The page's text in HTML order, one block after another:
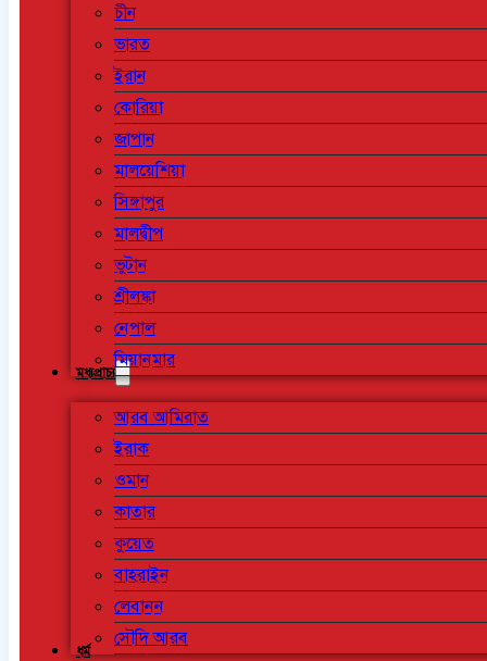
চীন
ভারত
ইরান
কোরিয়া
জাপান
মালয়েশিয়া
সিঙ্গাপুর
মালদ্বীপ
ভুটান
শ্রীলঙ্কা
নেপাল
মিয়ানমার
মধ্যপ্রাচ্য
আরব আমিরাত
ইরাক
ওমান
কাতার
কুয়েত
বাহরাইন
লেবানন
সৌদি আরব
ধর্ম